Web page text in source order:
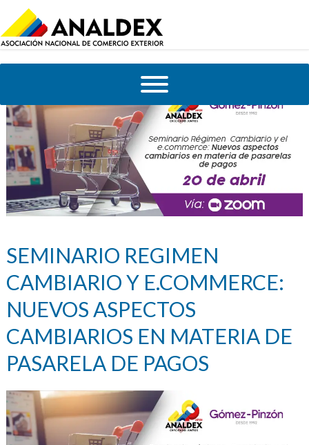
SEMINARIO REGIMEN
CAMBIARIO Y E.COMMERCE:
NUEVOS ASPECTOS
CAMBIARIOS EN MATERIA DE
PASARELA DE PAGOS